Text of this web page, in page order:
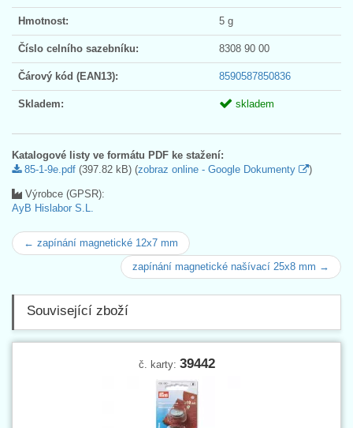
Hmotnost: 5 g
Číslo celního sazebníku: 8308 90 00
Čárový kód (EAN13): 8590587850836
Skladem: skladem
Katalogové listy ve formátu PDF ke stažení:
85-1-9e.pdf (397.82 kB) (zobraz online - Google Dokumenty )
Výrobce (GPSR):
AyB Hislabor S.L.
← zapínání magnetické 12x7 mm
zapínání magnetické našívací 25x8 mm →
Související zboží
č. karty: 39442